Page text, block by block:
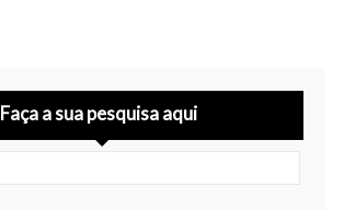
Faça a sua pesquisa aqui